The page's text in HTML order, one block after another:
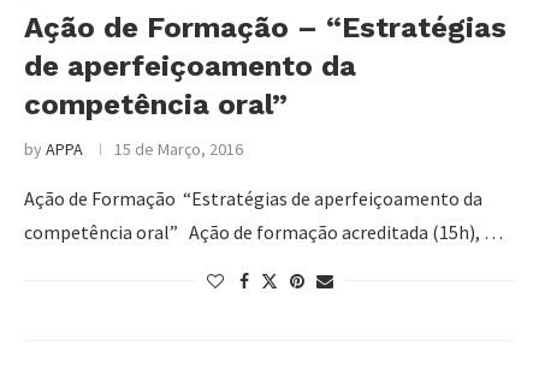
Ação de Formação – “Estratégias
de aperfeiçoamento da
competência oral”
byAPPA 15 de Março, 2016
Ação de Formação “Estratégias de aperfeiçoamento da
competência oral” Ação de formação acreditada (15h), …